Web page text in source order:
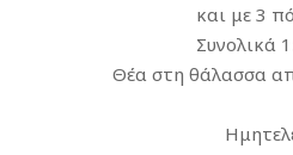
και με 3
Συνολικά
Θέα στη θάλασσα